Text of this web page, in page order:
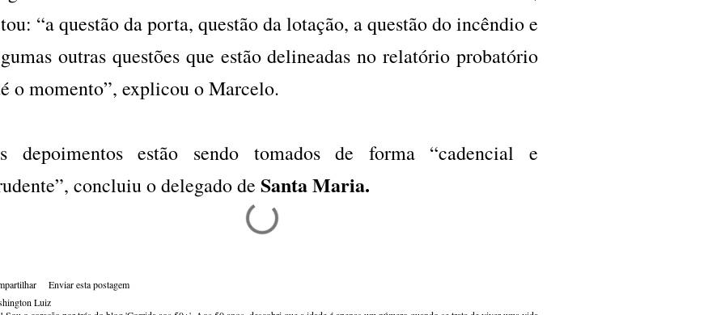
“a questão da porta, questão da lotação, a questão do incêndio e
outras questões que estão delineadas no relatório probatório
o momento”, explicou o Marcelo.
depoimentos estão sendo tomados de forma “cadencial e
concluiu o delegado de Santa Maria.
Enviar esta postagem
Luiz